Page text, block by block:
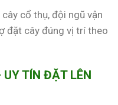
cổ thụ, đội ngũ vận
đặt cây đúng vị trí theo
TÍN ĐẶT LÊN